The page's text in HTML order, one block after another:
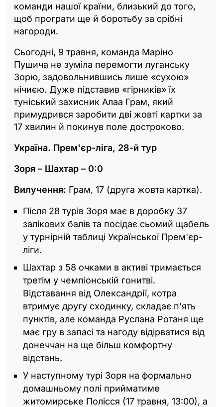
команди нашої країни, близький до того,
щоб програти ще й боротьбу за срібні
нагороди.
Сьогодні, 9 травня, команда Маріно
Пушича не зуміла перемогти луганську
Зорю, задовольнившись лише «сухою»
нічиєю. Дуже підставив «гірників» їх
туніський захисник Алаа Грам, який
примудрився заробити дві жовті картки за
17 хвилин й покинув поле достроково.
Україна. Прем'єр-ліга, 28-й тур
Зоря – Шахтар – 0:0
Вилучення: Грам, 17 (друга жовта картка).
Після 28 турів Зоря має в доробку 37
залікових балів та посідає сьомий щабель
у турнірній таблиці Української Прем'єр-
ліги.
Шахтар з 58 очками в активі тримається
третім у чемпіонській гонитві.
Відставання від Олександрії, котра
втримує другу сходинку, складає п'ять
пунктів, але команда Руслана Ротаня ще
має гру в запасі та нагоду відірватися від
донеччан на ще більш комфортну
відстань.
У наступному турі Зоря на формально
домашньому полі прийматиме
житомирське Полісся (17 травня, 13:00), а